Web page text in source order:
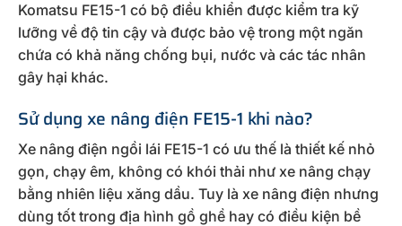
Komatsu FE15-1 có bộ điều khiển được kiểm tra kỹ
lưỡng về độ tin cậy và được bảo vệ trong một ngăn
chứa có khả năng chống bụi, nước và các tác nhân
gây hại khác.
Sử dụng xe nâng điện FE15-1 khi nào?
Xe nâng điện ngồi lái FE15-1 có ưu thế là thiết kế nhỏ
gọn, chạy êm, không có khói thải như xe nâng chạy
bằng nhiên liệu xăng dầu. Tuy là xe nâng điện nhưng
dùng tốt trong địa hình gồ ghề hay có điều kiện bề